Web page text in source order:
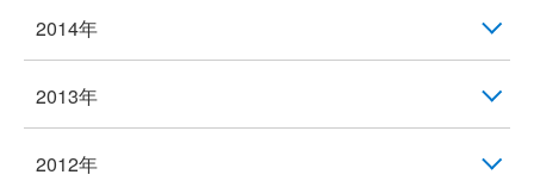
2014年
2013年
2012年